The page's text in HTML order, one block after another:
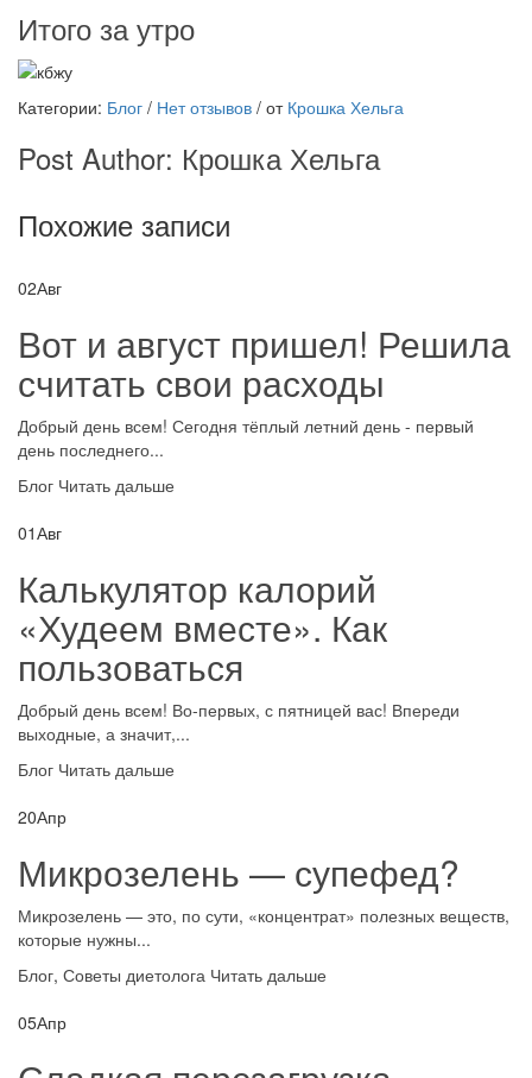
Итого за утро
Категории: Блог / Нет отзывов / от Крошка Хельга
Post Author: Крошка Хельга
Похожие записи
02Авг
Вот и август пришел! Решила
считать свои расходы
Добрый день всем! Сегодня тёплый летний день - первый
день последнего...
Блог Читать дальше
01Авг
Калькулятор калорий
«Худеем вместе». Как
пользоваться
Добрый день всем! Во-первых, с пятницей вас! Впереди
выходные, а значит,...
Блог Читать дальше
20Апр
Микрозелень — супефед?
Микрозелень — это, по сути, «концентрат» полезных веществ,
которые нужны...
Блог, Советы диетолога Читать дальше
05Апр